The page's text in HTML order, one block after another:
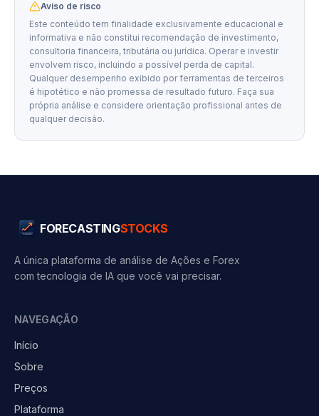
Aviso de risco
Este conteúdo tem finalidade exclusivamente educacional e
informativa e não constitui recomendação de investimento,
consultoria financeira, tributária ou jurídica. Operar e investir
envolvem risco, incluindo a possível perda de capital.
Qualquer desempenho exibido por ferramentas de terceiros
é hipotético e não promessa de resultado futuro. Faça sua
própria análise e considere orientação profissional antes de
qualquer decisão.
FORECASTINGSTOCKS
A única plataforma de análise de Ações e Forex
com tecnologia de IA que você vai precisar.
NAVEGAÇÃO
Início
Sobre
Preços
Plataforma